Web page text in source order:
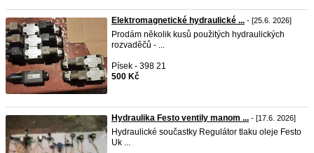
Elektromagnetické hydraulické ... - [25.6. 2026]
Prodám několik kusů použitých hydraulických
rozvaděčů - ...
Písek - 398 21
500 Kč
Hydraulika Festo ventily manom ... - [17.6. 2026]
Hydraulické součastky Regulátor tlaku oleje Festo
Uk ...